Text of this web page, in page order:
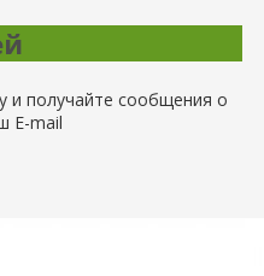
и получайте сообщения о
E-mail